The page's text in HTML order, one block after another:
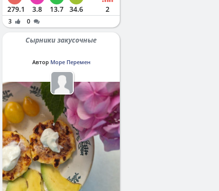
279.1 3.8 13.7 34.6 2
3 0
Сырники закусочные
Автор Море Перемен